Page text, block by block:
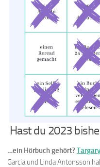
Hast du 2023
…ein Hörbuch gehört?
Garcia und Linda Antonsson